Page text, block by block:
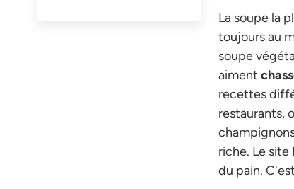
La soupe la
toujours au
soupe
aiment
recettes
restaurants,
riche. Le site
du pain.